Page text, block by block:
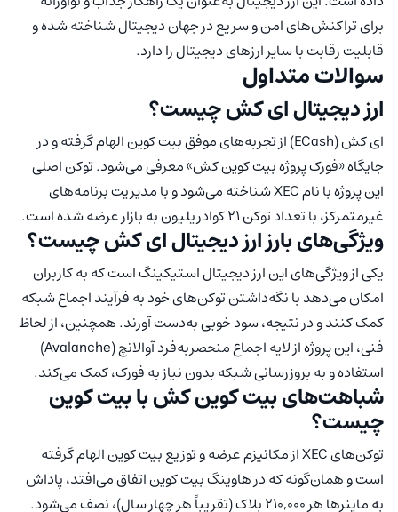
برای تراکنش‌های امن و سریع در جهان دیجیتال شناخته شده و
قابلیت رقابت با سایر ارزهای دیجیتال را دارد.
سوالات متداول
ارز دیجیتال ای کش چیست؟
ای کش (ECash) از تجربه‌های موفق بیت کوین الهام گرفته و در
جایگاه «فورک پروژه بیت کوین کش» معرفی می‌شود. توکن اصلی
این پروژه با نام XEC شناخته می‌شود و با مدیریت برنامه‌های
غیرمتمرکز، با تعداد توکن ۲۱ کوادریلیون به بازار عرضه شده است.
ویژگی‌های بارز ارز دیجیتال ای کش چیست؟
یکی از ویژگی‌های این ارز دیجیتال استیکینگ است که به کاربران
امکان می‌دهد با نگه‌داشتن توکن‌های خود به فرآیند اجماع شبکه
کمک کنند و در نتیجه، سود خوبی به‌دست آورند. همچنین، از لحاظ
فنی، این پروژه از لایه اجماع منحصربه‌فرد آوالانچ (Avalanche)
استفاده و به بروزرسانی شبکه بدون نیاز به فورک، کمک می‌کند.
شباهت‌های بیت کوین کش با بیت کوین
چیست؟
توکن‌های XEC از مکانیزم عرضه و توزیع بیت کوین الهام گرفته
است و همان‌گونه که در هاوینگ بیت کوین اتفاق می‌افتد، پاداش
به ماینرها هر ۲۱۰,۰۰۰ بلاک (تقریباً هر چهار سال)، نصف می‌شود.